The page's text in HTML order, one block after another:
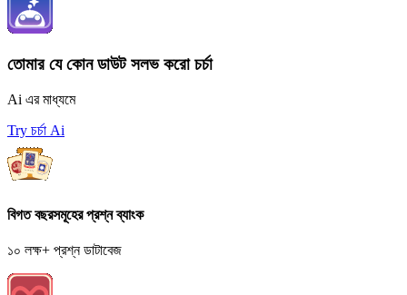
তোমার যে কোন ডাউট সলভ করো চর্চা
Ai এর মাধ্যমে
Try চর্চা Ai
বিগত বছরসমূহের প্রশ্ন ব্যাংক
১০ লক্ষ+ প্রশ্ন ডাটাবেজ